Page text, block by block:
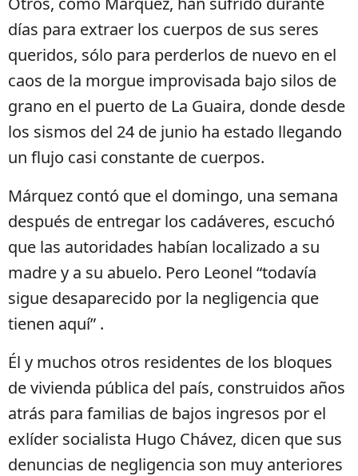
días para extraer los cuerpos de sus seres
queridos, sólo para perderlos de nuevo en el
caos de la morgue improvisada bajo silos de
grano en el puerto de La Guaira, donde desde
los sismos del 24 de junio ha estado llegando
un flujo casi constante de cuerpos.
Márquez contó que el domingo, una semana
después de entregar los cadáveres, escuchó
que las autoridades habían localizado a su
madre y a su abuelo. Pero Leonel “todavía
sigue desaparecido por la negligencia que
tienen aquí” .
Él y muchos otros residentes de los bloques
de vivienda pública del país, construidos años
atrás para familias de bajos ingresos por el
exlíder socialista Hugo Chávez, dicen que sus
denuncias de negligencia son muy anteriores